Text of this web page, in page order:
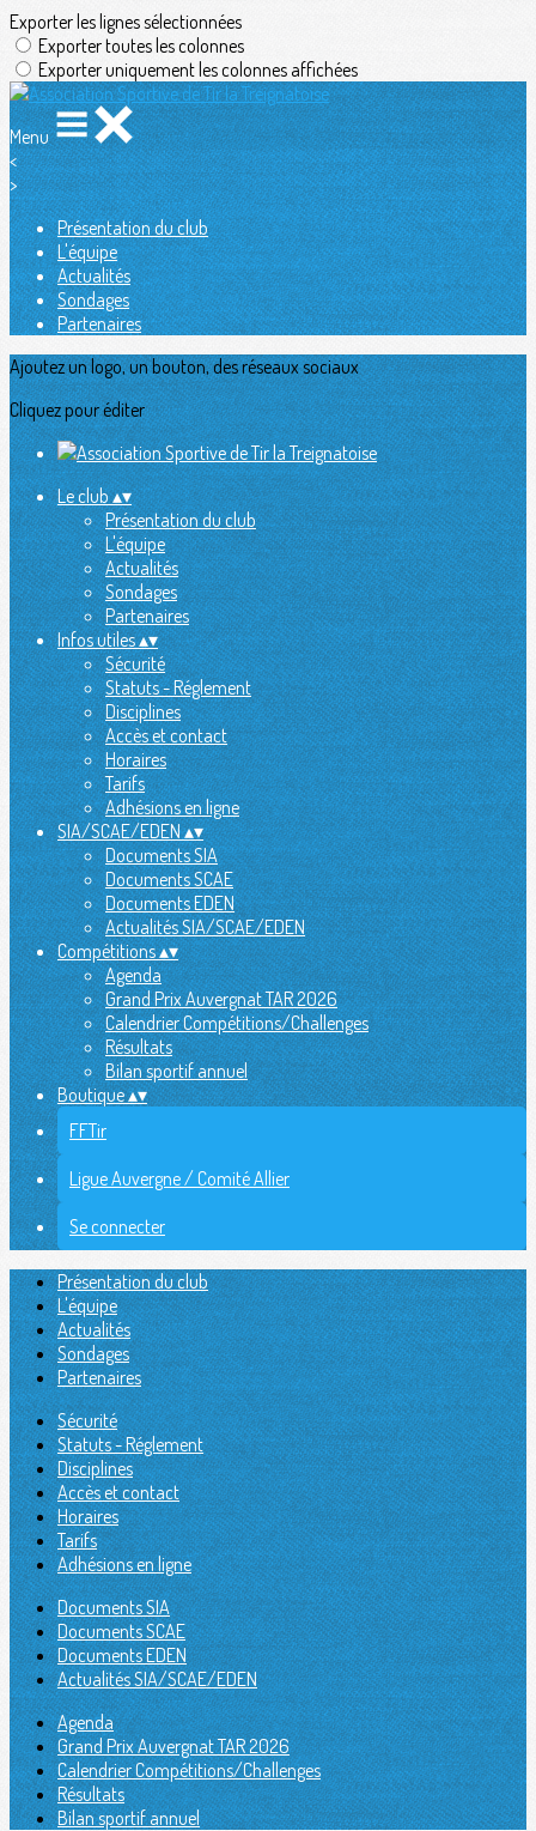
Exporter les lignes sélectionnées
Exporter toutes les colonnes
Exporter uniquement les colonnes affichées
Menu
<
>
Présentation du club
L'équipe
Actualités
Sondages
Partenaires
Ajoutez un logo, un bouton, des réseaux sociaux
Cliquez pour éditer
Le club▴▾
Présentation du club
L'équipe
Actualités
Sondages
Partenaires
Infos utiles▴▾
Sécurité
Statuts - Réglement
Disciplines
Accès et contact
Horaires
Tarifs
Adhésions en ligne
SIA/SCAE/EDEN▴▾
Documents SIA
Documents SCAE
Documents EDEN
Actualités SIA/SCAE/EDEN
Compétitions▴▾
Agenda
Grand Prix Auvergnat TAR 2026
Calendrier Compétitions/Challenges
Résultats
Bilan sportif annuel
Boutique▴▾
FFTir
Ligue Auvergne / Comité Allier
Se connecter
Présentation du club
L'équipe
Actualités
Sondages
Partenaires
Sécurité
Statuts - Réglement
Disciplines
Accès et contact
Horaires
Tarifs
Adhésions en ligne
Documents SIA
Documents SCAE
Documents EDEN
Actualités SIA/SCAE/EDEN
Agenda
Grand Prix Auvergnat TAR 2026
Calendrier Compétitions/Challenges
Résultats
Bilan sportif annuel